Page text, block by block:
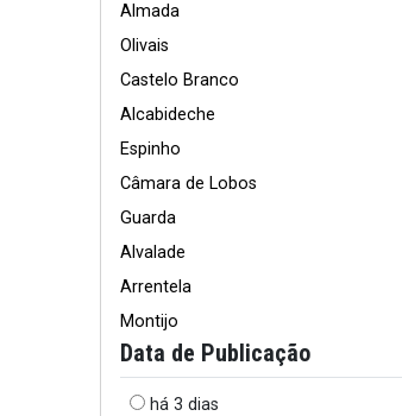
Almada
Olivais
Castelo Branco
Alcabideche
Espinho
Câmara de Lobos
Guarda
Alvalade
Arrentela
Montijo
Data de Publicação
há 3 dias